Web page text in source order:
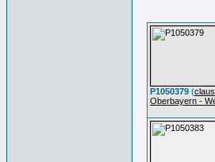
P1050379 (
Oberbayern -